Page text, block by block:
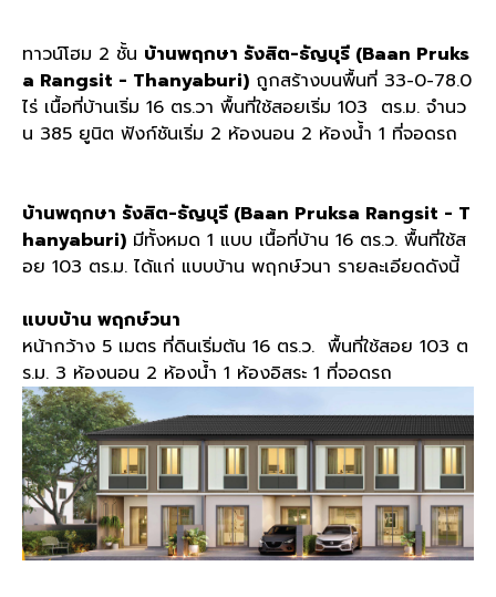
ทาวน์โฮม 2 ชั้น บ้านพฤกษา รังสิต-ธัญบุรี (Baan Pruks
a Rangsit - Thanyaburi) ถูกสร้างบนพื้นที่ 33-0-78.0
ไร่ เนื้อที่บ้านเริ่ม 16 ตร.วา พื้นที่ใช้สอยเริ่ม 103 ตร.ม. จำนว
น 385 ยูนิต ฟังก์ชันเริ่ม 2 ห้องนอน 2 ห้องนํ้า 1 ที่จอดรถ
บ้านพฤกษา รังสิต-ธัญบุรี (Baan Pruksa Rangsit - T
hanyaburi) มีทั้งหมด 1 แบบ เนื้อที่บ้าน 16 ตร.ว. พื้นที่ใช้ส
อย 103 ตร.ม. ได้แก่ แบบบ้าน พฤกษ์วนา รายละเอียดดังนี้
แบบบ้าน พฤกษ์วนา
หน้ากว้าง 5 เมตร ที่ดินเริ่มต้น 16 ตร.ว. พื้นที่ใช้สอย 103 ต
ร.ม. 3 ห้องนอน 2 ห้องน้ำ 1 ห้องอิสระ 1 ที่จอดรถ